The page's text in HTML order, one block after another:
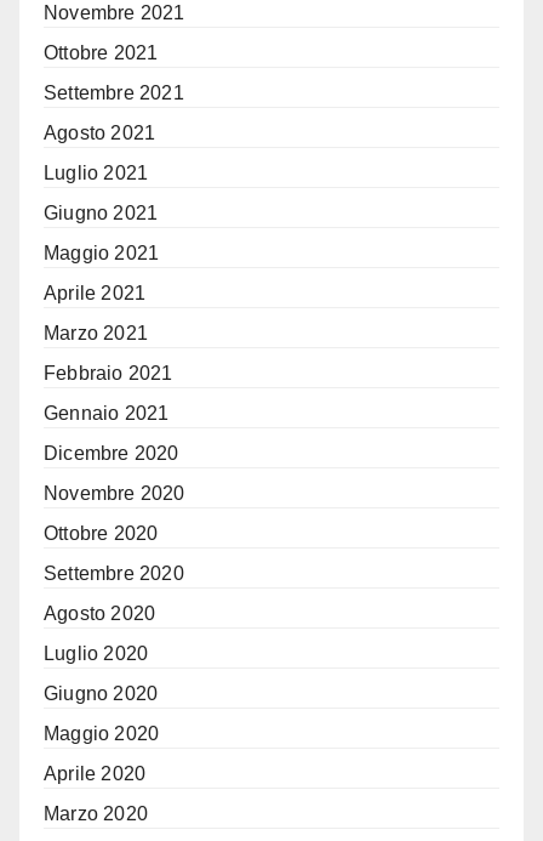
Novembre 2021
Ottobre 2021
Settembre 2021
Agosto 2021
Luglio 2021
Giugno 2021
Maggio 2021
Aprile 2021
Marzo 2021
Febbraio 2021
Gennaio 2021
Dicembre 2020
Novembre 2020
Ottobre 2020
Settembre 2020
Agosto 2020
Luglio 2020
Giugno 2020
Maggio 2020
Aprile 2020
Marzo 2020